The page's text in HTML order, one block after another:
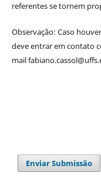
referentes se tornem
Observação: Caso
deve entrar em contato
mail
Enviar Submissão